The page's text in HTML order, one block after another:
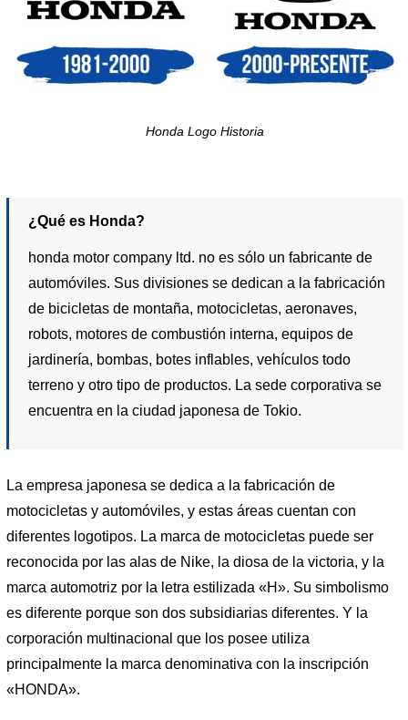
Honda Logo Historia
¿Qué es Honda?
honda motor company ltd. no es sólo un fabricante de
automóviles. Sus divisiones se dedican a la fabricación
de bicicletas de montaña, motocicletas, aeronaves,
robots, motores de combustión interna, equipos de
jardinería, bombas, botes inflables, vehículos todo
terreno y otro tipo de productos. La sede corporativa se
encuentra en la ciudad japonesa de Tokio.
La empresa japonesa se dedica a la fabricación de
motocicletas y automóviles, y estas áreas cuentan con
diferentes logotipos. La marca de motocicletas puede ser
reconocida por las alas de Nike, la diosa de la victoria, y la
marca automotriz por la letra estilizada «H». Su simbolismo
es diferente porque son dos subsidiarias diferentes. Y la
corporación multinacional que los posee utiliza
principalmente la marca denominativa con la inscripción
«HONDA».